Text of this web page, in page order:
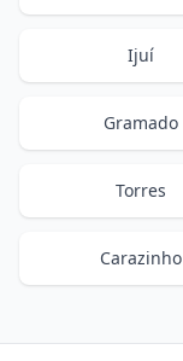
Ijuí
Gramado
Torres
Carazinho